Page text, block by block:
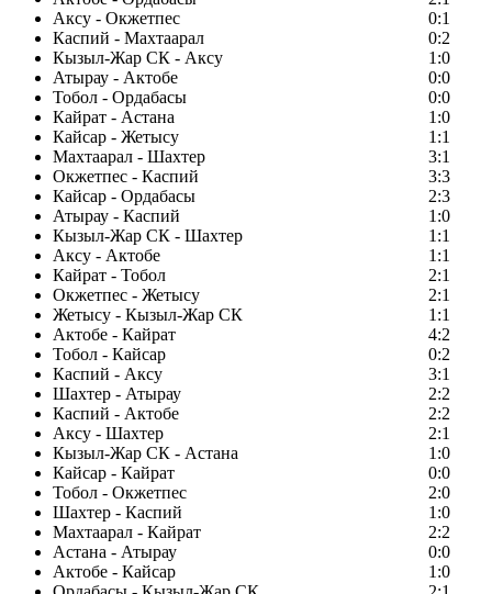
Аксу - Окжетпес
0:1
Каспий - Махтаарал
0:2
Кызыл-Жар СК - Аксу
1:0
Атырау - Актобе
0:0
Тобол - Ордабасы
0:0
Кайрат - Астана
1:0
Кайсар - Жетысу
1:1
Махтаарал - Шахтер
3:1
Окжетпес - Каспий
3:3
Кайсар - Ордабасы
2:3
Атырау - Каспий
1:0
Кызыл-Жар СК - Шахтер
1:1
Аксу - Актобе
1:1
Кайрат - Тобол
2:1
Окжетпес - Жетысу
2:1
Жетысу - Кызыл-Жар СК
1:1
Актобе - Кайрат
4:2
Тобол - Кайсар
0:2
Каспий - Аксу
3:1
Шахтер - Атырау
2:2
Каспий - Актобе
2:2
Аксу - Шахтер
2:1
Кызыл-Жар СК - Астана
1:0
Кайсар - Кайрат
0:0
Тобол - Окжетпес
2:0
Шахтер - Каспий
1:0
Махтаарал - Кайрат
2:2
Астана - Атырау
0:0
Актобе - Кайсар
1:0